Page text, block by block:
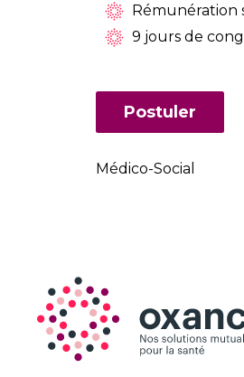
Rémunération
9 jours de
Postuler
Médico-Social